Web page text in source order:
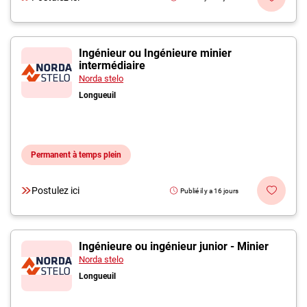
Ingénieur ou Ingénieure minier
intermédiaire
Norda stelo
Longueuil
Permanent à temps plein
Postulez ici Publié il y a 16 jours
Ingénieure ou ingénieur junior - Minier
Norda stelo
Longueuil